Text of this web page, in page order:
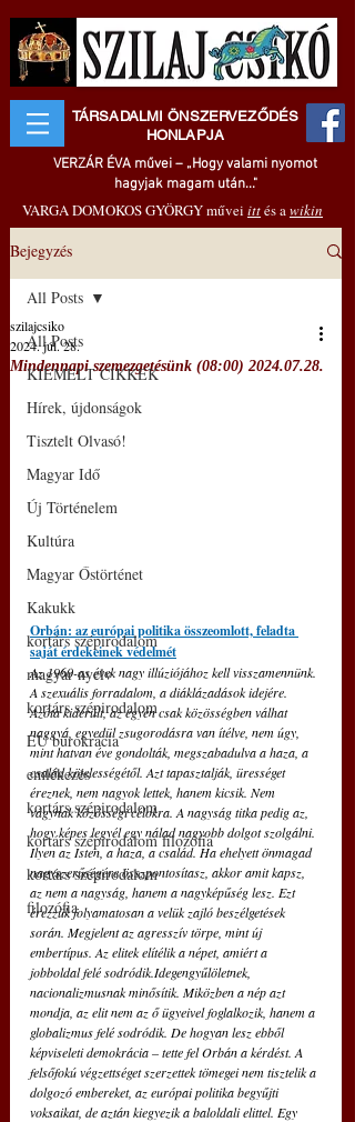
TÁRSADALMI ÖNSZERVEZŐDÉS
HONLAPJA
VERZÁR ÉVA művei – „Hogy valami nyomot
hagyjak magam után..."
VARGA DOMOKOS GYÖRGY művei ittés awikin
Bejegyzés
All Posts
KIEMELT CIKKEK
Hírek, újdonságok
Tisztelt Olvasó!
Magyar Idő
Új Történelem
Kultúra
Magyar Őstörténet
Kakukk
kortárs szépirodalom
magyar nyelv
kortárs szépirodalom
EU bürokrácia
emlékezés
kortárs szépirodalom
kortárs szépirodalom filozófia
kortárs szépirodalom
filozófia
All Posts
Mindennapi szemezgetésünk (08:00) 2024.07.28.
szilajcsiko
2024. júl. 28.
Orbán: az európai politika összeomlott, feladta
saját érdekeinek védelmét
Az 1960-as évek nagy illúziójához kell visszamennünk.
A szexuális forradalom, a diáklázadások idejére.
Azóta kiderült, az egyén csak közösségben válhat
naggyá, egyedül zsugorodásra van ítélve, nem úgy,
mint hatvan éve gondolták, megszabadulva a haza, a
család kötelességétől. Azt tapasztalják, ürességet
éreznek, nem nagyok lettek, hanem kicsik. Nem
vágynak közösségi célokra. A nagyság titka pedig az,
hogy képes legyél egy nálad nagyobb dolgot szolgálni.
Ilyen az Isten, a haza, a család. Ha ehelyett önmagad
nagyszerűségére összpontosítasz, akkor amit kapsz,
az nem a nagyság, hanem a nagyképűség lesz. Ezt
érezzük folyamatosan a velük zajló beszélgetések
során. Megjelent az agresszív törpe, mint új
embertípus. Az elitek elítélik a népet, amiért a
jobboldal felé sodródik.Idegengyűlöletnek,
nacionalizmusnak minősítik. Miközben a nép azt
mondja, az elit nem az ő ügyeivel foglalkozik, hanem a
globalizmus felé sodródik. De hogyan lesz ebből
képviseleti demokrácia – tette fel Orbán a kérdést. A
felsőfokú végzettséget szerzettek tömegei nem tisztelik a
dolgozó embereket, az európai politika begyűjti
voksaikat, de aztán kiegyezik a baloldali elittel. Egy